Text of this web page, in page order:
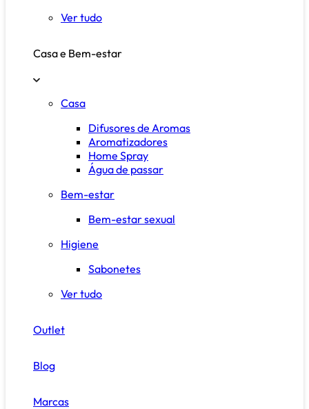
Ver tudo
Casa e Bem-estar
Casa
Difusores de Aromas
Aromatizadores
Home Spray
Água de passar
Bem-estar
Bem-estar sexual
Higiene
Sabonetes
Ver tudo
Outlet
Blog
Marcas